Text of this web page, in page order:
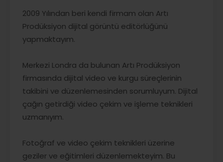
2009 Yılından beri kendi firmam olan Artı
Prodüksiyon dijital görüntü editörlüğünü
yapmaktayım.
Merkezi Londra da bulunan Artı Prodüksiyon
firmasında dijital video ve kurgu süreçlerinin
takibini ve düzenlemesinden sorumluyum. Dijital
çağın getirdiği video çekim ve işleme teknikleri
uzmanıyım.
Fotoğraf ve video çekim teknikleri üzerine
geziler ve eğitimleri düzenlemekteyim. Bu